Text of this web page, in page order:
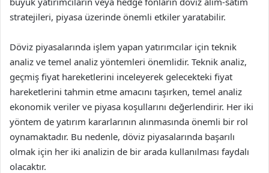
stratejileri, piyasa üzerinde önemli etkiler yaratabilir.
Döviz piyasalarında işlem yapan yatırımcılar için teknik
analiz ve temel analiz yöntemleri önemlidir. Teknik analiz,
geçmiş fiyat hareketlerini inceleyerek gelecekteki fiyat
hareketlerini tahmin etme amacını taşırken, temel analiz
ekonomik veriler ve piyasa koşullarını değerlendirir. Her iki
yöntem de yatırım kararlarının alınmasında önemli bir rol
oynamaktadır. Bu nedenle, döviz piyasalarında başarılı
olmak için her iki analizin de bir arada kullanılması faydalı
olacaktır.